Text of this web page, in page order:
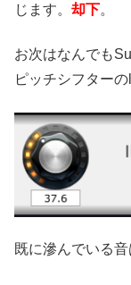
じます。 却下。
お次はなんでも
ピッチシフター
既に滲んでいる